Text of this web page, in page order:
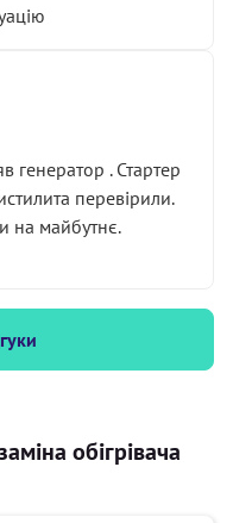
генератор . Стартер
перевірили.
на майбутнє.
обігрівача